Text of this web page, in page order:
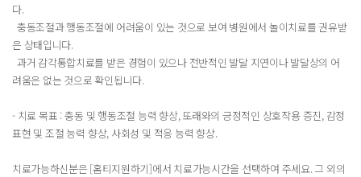
다.
충동조절과 행동조절에 어려움이 있는 것으로 보여 병원에서 놀이치료를 권유받
은 상태입니다.
과거 감각통합치료를 받은 경험이 있으나 전반적인 발달 지연이나 발달상의 어
려움은 없는 것으로 확인됩니다.
- 치료 목표 : 충동 및 행동조절 능력 향상, 또래와의 긍정적인 상호작용 증진, 감정
표현 및 조절 능력 향상, 사회성 및 적응 능력 향상.
치료가능하신분은 [홈티지원하기]에서 치료가능시간을 선택하여 주세요. 그 외의